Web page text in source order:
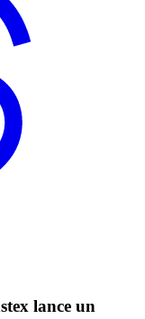
lance un